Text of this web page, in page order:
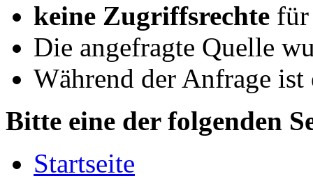
keine Zugriffsrechte für
Die angefragte Quelle
Während der Anfrage
Bitte eine der folgenden
Startseite